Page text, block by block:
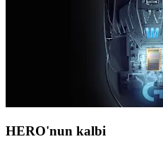
HERO'nun kalbi